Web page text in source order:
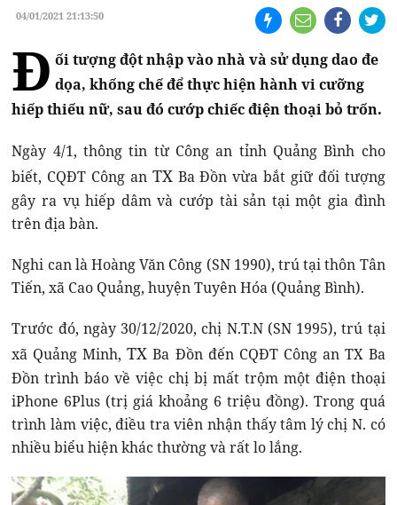
04/01/2021 21:13:50
Đ ối tượng đột nhập vào nhà và sử dụng dao đe
dọa, khống chế để thực hiện hành vi cưỡng
hiếp thiếu nữ, sau đó cướp chiếc điện thoại bỏ trốn.
Ngày 4/1, thông tin từ Công an tỉnh Quảng Bình cho
biết, CQĐT Công an TXBa Đồn vừa bắt giữ đối tượng
gây ra vụ hiếp dâm và cướp tài sản tại một gia đình
trên địa bàn.
Nghi can là Hoàng Văn Công (SN 1990), trú tại thôn Tân
Tiến, xã Cao Quảng, huyện Tuyên Hóa (Quảng Bình).
Trước đó, ngày 30/12/2020, chị N.T.N (SN 1995), trú tại
xã Quảng Minh,TX Ba Đồn đến CQĐT Công an TX Ba
Đồn trình báo về việc chị bị mất trộm một điện thoại
iPhone 6Plus (trị giá khoảng 6 triệu đồng). Trong quá
trình làm việc, điều tra viên nhận thấy tâm lý chị N. có
nhiều biểu hiện khác thường và rất lo lắng.